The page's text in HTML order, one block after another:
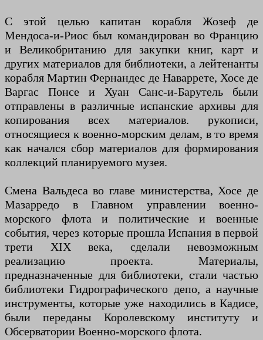
С этой целью капитан корабля Жозеф де
Мендоса-и-Риос был командирован во Францию
и Великобританию для закупки книг, карт и
других материалов для библиотеки, а лейтенанты
корабля Мартин Фернандес де Наваррете, Хосе де
Варгас Понсе и Хуан Санс-и-Барутель были
отправлены в различные испанские архивы для
копирования всех материалов. рукописи,
относящиеся к военно-морским делам, в то время
как начался сбор материалов для формирования
коллекций планируемого музея.
Смена Вальдеса во главе министерства, Хосе де
Мазарредо в Главном управлении военно-
морского флота и политические и военные
события, через которые прошла Испания в первой
трети XIX века, сделали невозможным
реализацию проекта. Материалы,
предназначенные для библиотеки, стали частью
библиотеки Гидрографического депо, а научные
инструменты, которые уже находились в Кадисе,
были переданы Королевскому институту и
Обсерватории Военно-морского флота.